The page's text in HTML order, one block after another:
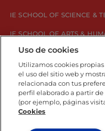
IE SCHOOL OF SCIENCE &
IE SCHOOL OF ARTS &
Aviso legal
Política de Cookies
Student Academic
Uso de cookies
Utilizamos cookies
el uso del sitio web y
relacionada con tus
perfil elaborado a partir
(por ejemplo, páginas
Cookies